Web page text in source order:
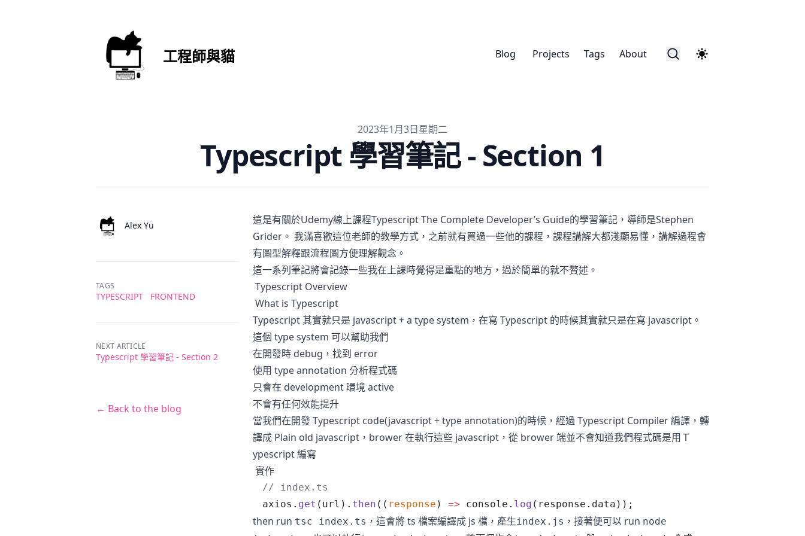
工程師與貓 Blog Projects Tags About
2023年1月3日星期二
Typescript 學習筆記 - Section 1
AuthorsName
Alex Yu 這是有關於Udemy線上課程Typescript The Complete Developer’s Guide的學習筆記，導師是Stephen
Grider 。 我滿喜歡這位老師的教學方式，之前就有買過一些他的課程，課程講解大都淺顯易懂，講解過程會
有圖型解釋跟流程圖方便理解觀念。
這一系列筆記將會記錄一些我在上課時覺得是重點的地方，過於簡單的就不贅述。
Typescript Overview
What is Typescript
Typescript 其實就只是 javascript + a type system，在寫 Typescript 的時候其實就只是在寫 javascript。
這個 type system 可以幫助我們
在開發時 debug，找到 error
使用 type annotation 分析程式碼
只會在 development 環境 active
不會有任何效能提升
當我們在開發 Typescript code(javascript + type annotation)的時候，經過 Typescript Compiler 編譯，轉
譯成 Plain old javascript，brower 在執行這些 javascript，從 brower 端並不會知道我們程式碼是用Ｔ
ypescript 編寫
實作
// index.ts
axios . get ( url ). then (( response ) => console . log ( response . data ));
then run tsc index.ts ，這會將 ts 檔案編譯成 js 檔，產生index.js ，接著便可以 run node
TAGS
TYPESCRIPT FRONTEND
NEXT ARTICLE
Typescript 學習筆記 - Section 2
← Back to the blog